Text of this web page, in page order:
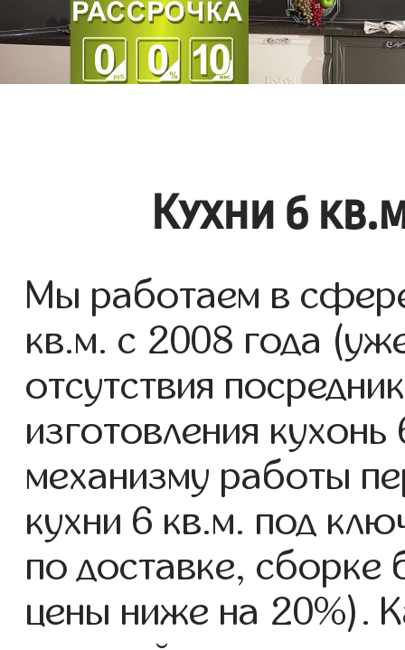
Кухни 6
Мы работаем в
кв.м. с 2008 года
отсутствия
изготовления
механизму работы
кухни 6 кв.м. под
по доставке, сборке
цены ниже на 20%).